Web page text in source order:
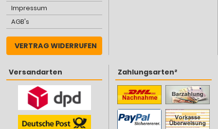
Impressum
AGB's
VERTRAG WIDERRUFEN
Versandarten Zahlungsarten²